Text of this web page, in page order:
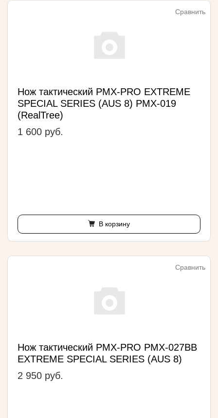
Сравнить
Нож тактический PMX-PRO EXTREME
SPECIAL SERIES (AUS 8) PMX-019
(RealTree)
1 600 руб.
В корзину
Сравнить
Нож тактический PMX-PRO PMX-027BB
EXTREME SPECIAL SERIES (AUS 8)
2 950 руб.